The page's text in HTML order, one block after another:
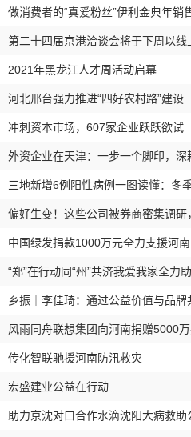
做消费者的“真爱粉丝”伊利金典年销
第二十四届京港洽谈会将于下周以线
2021年黑龙江人才周活动启幕
河北邢台强力推进“四好农村路”建设
冲刺资本市场，607家企业跃跃欲试
外资企业在天津：一步一个脚印，
三地新增6例阳性病例一图读懂：冬
偏好生变！这些公司被券商密集调
中国绿发捐款1000万元全力支援河
“郑”在行动同“州”共济我爱我家全力
乡振｜李佳琦：通过公益价值与品
风雨同舟联想集团向河南捐赠5000
传化智联驰援河南防汛救灾
宏盛建业公益在行动
助力京沈对口合作水滴沈阳大病救助